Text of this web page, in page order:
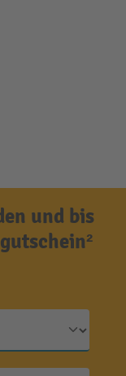
und bis